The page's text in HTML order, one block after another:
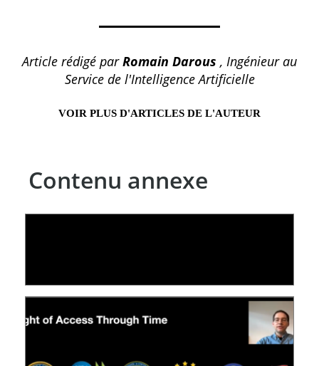
Article rédigé parRomain Darous , Ingénieur au
Service de l'Intelligence Artificielle
VOIR PLUS D'ARTICLES DE L'AUTEUR
Contenu annexe